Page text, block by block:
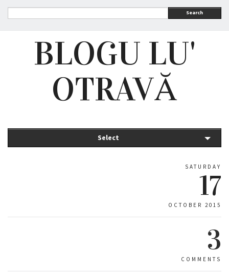
Search
BLOGU LU'
OTRAVĂ
Select
SATURDAY
17
OCTOBER 2015
3
COMMENTS